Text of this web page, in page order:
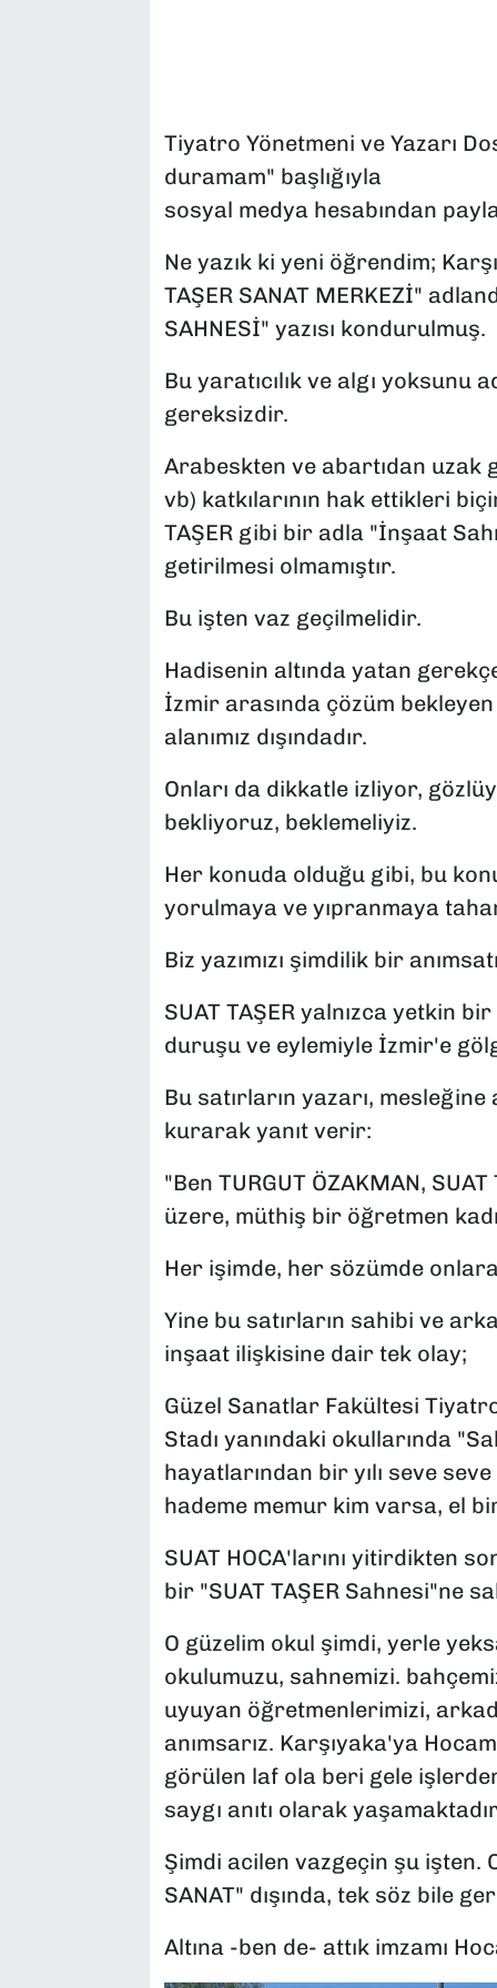
Tiyatro Yönetmeni ve Yazarı
duramam" başlığıyla
sosyal medya hesabından
Ne yazık ki yeni öğrendim;
TAŞER SANAT MERKEZİ"
SAHNESİ" yazısı kondurulmuş.
Bu yaratıcılık ve algı yoksunu
gereksizdir.
Arabeskten ve abartıdan uzak
vb) katkılarının hak ettikleri
TAŞER gibi bir adla "İnşaat
getirilmesi olmamıştır.
Bu işten vaz geçilmelidir.
Hadisenin altında yatan
İzmir arasında çözüm
alanımız dışındadır.
Onları da dikkatle izliyor,
bekliyoruz, beklemeliyiz.
Her konuda olduğu gibi, bu
yorulmaya ve yıpranmaya
Biz yazımızı şimdilik bir
SUAT TAŞER yalnızca yetkin
duruşu ve eylemiyle İzmir'e
Bu satırların yazarı,
kurarak yanıt verir:
"Ben TURGUT ÖZAKMAN,
üzere, müthiş bir öğretmen
Her işimde, her sözümde
Yine bu satırların sahibi ve
inşaat ilişkisine dair tek olay;
Güzel Sanatlar Fakültesi
Stadı yanındaki okullarında
hayatlarından bir yılı seve
hademe memur kim varsa, el
SUAT HOCA'larını yitirdikten
bir "SUAT TAŞER Sahnesi"ne
O güzelim okul şimdi, yerle
okulumuzu, sahnemizi.
uyuyan öğretmenlerimizi,
anımsarız. Karşıyaka'ya
görülen laf ola beri gele
saygı anıtı olarak
Şimdi acilen vazgeçin şu işten.
SANAT" dışında, tek söz bile
Altına -ben de- attık imzamı
YEREL YÖNETİMLER